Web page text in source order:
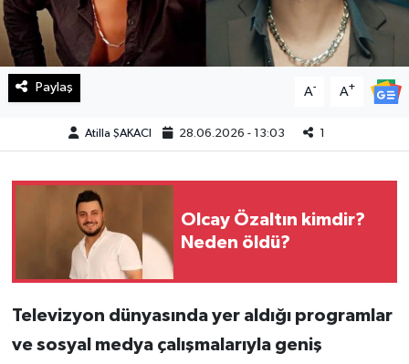
Paylaş A- A+
Atilla ŞAKACI 28.06.2026 - 13:03 1
Olcay Özaltın kimdir?
Neden öldü?
Televizyon dünyasında yer aldığı programlar
ve sosyal medya çalışmalarıyla geniş
Resmi İlan
Sağlık
Spor
SürManşet
Teknoloji
Yaşam
KAHRAMANMARAŞ